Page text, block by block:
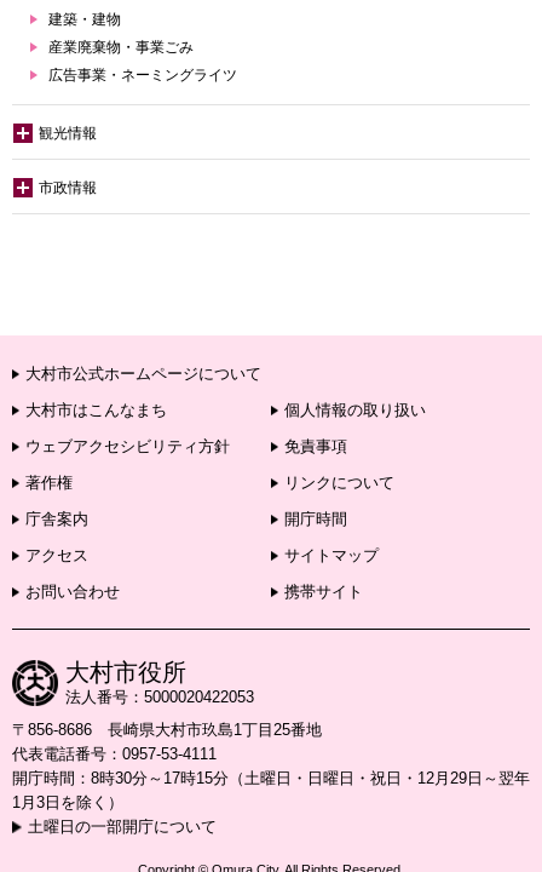
建築・建物
産業廃棄物・事業ごみ
広告事業・ネーミングライツ
観光情報
市政情報
大村市公式ホームページについて
大村市はこんなまち
個人情報の取り扱い
ウェブアクセシビリティ方針
免責事項
著作権
リンクについて
庁舎案内
開庁時間
アクセス
サイトマップ
お問い合わせ
携帯サイト
大村市役所
法人番号：5000020422053
〒856-8686 長崎県大村市玖島1丁目25番地
代表電話番号：0957-53-4111
開庁時間：8時30分～17時15分（土曜日・日曜日・祝日・12月29日～翌年
1月3日を除く）
土曜日の一部開庁について